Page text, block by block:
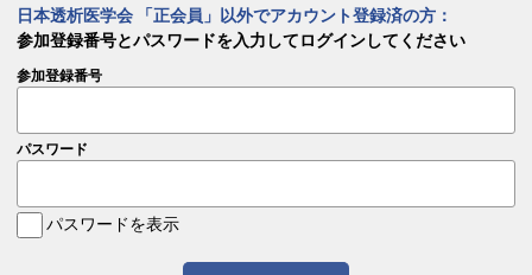
日本透析医学会 「正会員」以外でアカウント登録済の方：
参加登録番号とパスワードを入力してログインしてください
参加登録番号
パスワード
パスワードを表示